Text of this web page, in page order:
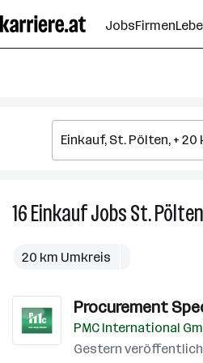
Seiteninhalt
springen
JobsFirmen
16EinkaufJobsSt. Pölten
20 km Umkreis
Procurement
PMC International
Gestern